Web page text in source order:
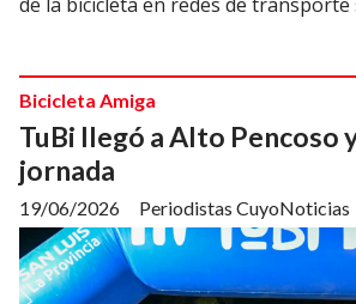
TuBi llegó a Alto Pencoso
jornada
Periodistas CuyoNoticias
Bicicleta Amiga
19/06/2026